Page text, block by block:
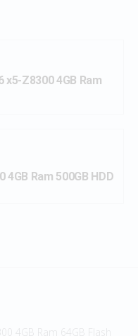
x5-Z8300 4GB Ram
4GB Ram 500GB HDD
4GB Ram 64GB Flash